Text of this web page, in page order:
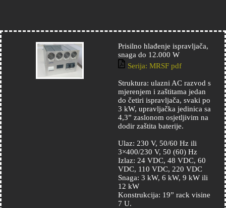
Prisilno hlađenje ispravljača,
snaga do 12.000 W
Serija: MRSF pdf
Struktura: ulazni AC razvod s
mjerenjem i zaštitama jedan
do četiri ispravljača, svaki po
3 kW, upravljačka jedinica sa
4,3” zaslonom osjetljivim na
dodir zaštita baterije.
Ulaz: 230 V, 50/60 Hz ili
3×400/230 V, 50 (60) Hz
Izlaz: 24 VDC, 48 VDC, 60
VDC, 110 VDC, 220 VDC
Snaga: 3 kW, 6 kW, 9 kW ili
12 kW
Konstrukcija: 19” rack visine
7 U.